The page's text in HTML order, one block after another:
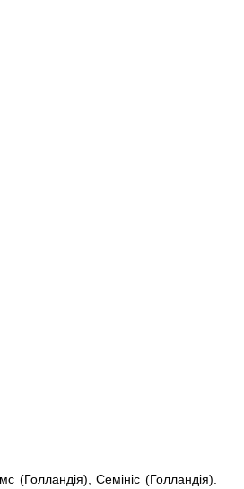
(Голландія), Семініс (Голландія).